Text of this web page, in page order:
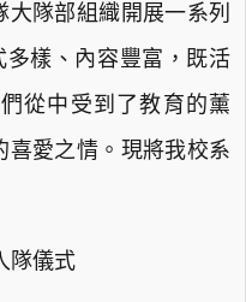
隊部組織開展一系列
多樣、內容豐富，既活
從中受到了教育的薰
喜愛之情。現將我校系
隊儀式